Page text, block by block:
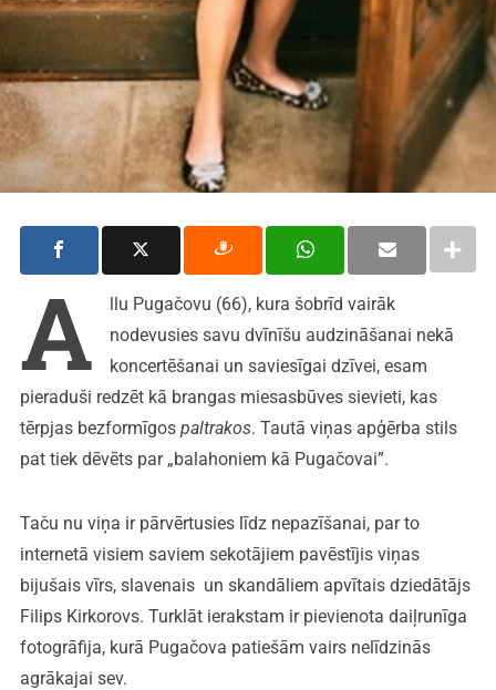
A
llu Pugačovu (66), kura šobrīd vairāk
nodevusies savu dvīnīšu audzināšanai nekā
koncertēšanai un saviesīgai dzīvei, esam
pieraduši redzēt kā brangas miesasbūves sievieti, kas
tērpjas bezformīgos paltrakos. Tautā viņas apģērba stils
pat tiek dēvēts par „balahoniem kā Pugačovai”.
Taču nu viņa ir pārvērtusies līdz nepazīšanai, par to
internetā visiem saviem sekotājiem pavēstījis viņas
bijušais vīrs, slavenais un skandāliem apvītais dziedātājs
Filips Kirkorovs. Turklāt ierakstam ir pievienota daiļrunīga
fotogrāfija, kurā Pugačova patiešām vairs nelīdzinās
agrākajai sev.